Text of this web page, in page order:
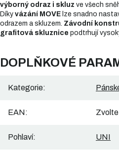
výborný odraz i skluz ve všech
Díky vázání MOVE lze snadno
odrazem a skluzem. Závodní
grafitová skluznice podtrhují
DOPLŇKOVÉ
Kategorie:
EAN:
Pohlaví: UNI